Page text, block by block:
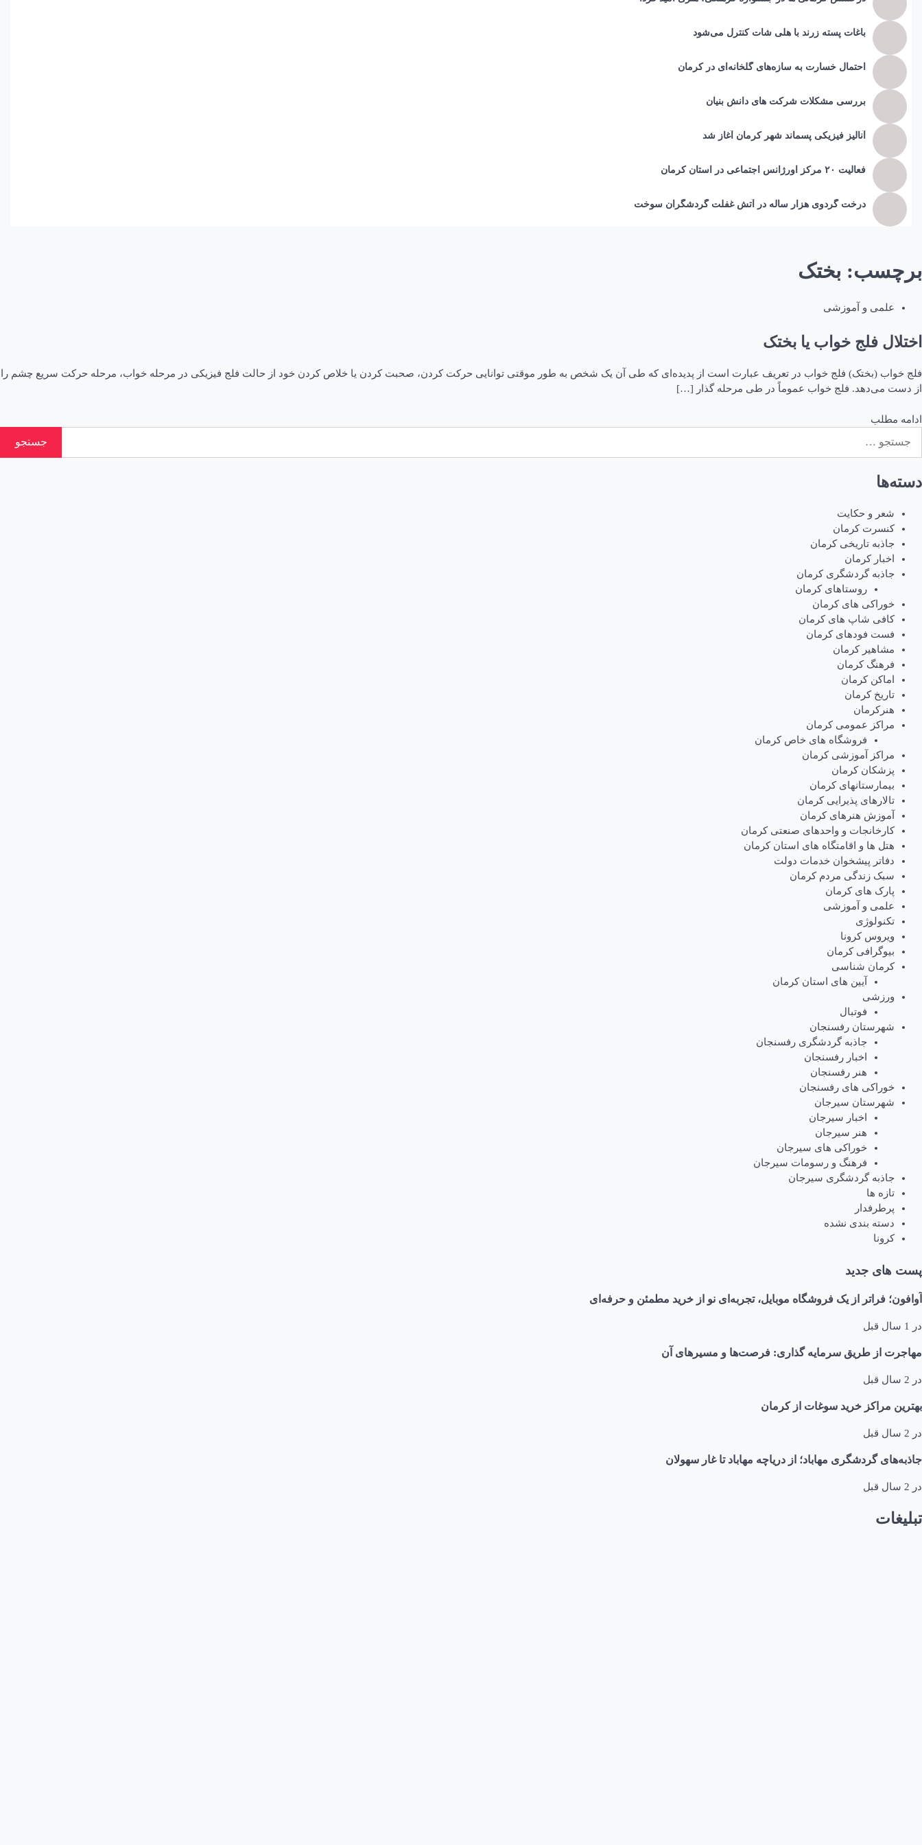
باغات پسته زرند با هلی شات کنترل می‌شود
احتمال خسارت به ساز‌ه‌های گلخانه‌ای در کرمان
بررسی مشکلات شرکت های دانش بنیان
آنالیز فیزیکی پسماند شهر کرمان آغاز شد
فعالیت ۲۰ مرکز اورژانس اجتماعی در استان کرمان
درخت گردوی هزار ساله در آتش غفلت گردشگران سوخت
برچسب: بختک
علمی و آموزشی
اختلال فلج خواب یا بختک
فلج خواب (بختک) فلج خواب در تعریف عبارت است از پدیده‌ای که طی آن یک شخص به طور موقتی توانایی حرکت کردن، صحبت کردن یا خلاص کردن خود از حالت فلج فیزیکی در مرحله خواب، مرحله حرکت سریع چشم را
از دست می‌دهد. فلج خواب عموماً در طی مرحله گذار […]
ادامه مطلب
برای:
دسته‌ها
شعر و حکایت
کنسرت کرمان
جاذبه تاریخی کرمان
اخبار کرمان
جاذبه گردشگری کرمان
روستاهای کرمان
خوراکی های کرمان
کافی شاپ های کرمان
فست فودهای کرمان
مشاهیر کرمان
فرهنگ کرمان
اماکن کرمان
تاریخ کرمان
هنرکرمان
مراکز عمومی کرمان
فروشگاه های خاص کرمان
مراکز آموزشی کرمان
پزشکان کرمان
بیمارستانهای کرمان
تالارهای پذیرایی کرمان
آموزش هنرهای کرمان
کارخانجات و واحدهای صنعتی کرمان
هتل ها و اقامتگاه های استان کرمان
دفاتر پیشخوان خدمات دولت
سبک زندگی مردم کرمان
پارک های کرمان
علمی و آموزشی
تکنولوژی
ویروس کرونا
بیوگرافی کرمان
کرمان شناسی
آیین های استان کرمان
ورزشی
فوتبال
شهرستان رفسنجان
جاذبه گردشگری رفسنجان
اخبار رفسنجان
هنر رفسنجان
خوراکی های رفسنجان
شهرستان سیرجان
اخبار سیرجان
هنر سیرجان
خوراکی های سیرجان
فرهنگ و رسومات سیرجان
جاذبه گردشگری سیرجان
تازه ها
پرطرفدار
دسته بندی نشده
کرونا
پست های جدید
آوافون؛ فراتر از یک فروشگاه موبایل، تجربه‌ای نو از خرید مطمئن و حرفه‌ای
در 1 سال قبل
مهاجرت از طریق سرمایه گذاری: فرصت‌ها و مسیرهای آن
در 2 سال قبل
بهترین مراکز خرید سوغات از کرمان
در 2 سال قبل
جاذبه‌های گردشگری مهاباد؛ از دریاچه مهاباد تا غار سهولان
در 2 سال قبل
تبلیغات